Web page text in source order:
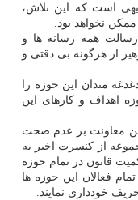
است که این تلاش،
نخواهد بود.
همه رسانه ها و
از هرگونه بی دقتی و
مندان این حوزه را
اهداف و کارهای این
معاونت بر عدم صحت
از کنسرت اخیر به
قانون در تمام حوزه
فعالان این حوزه ها
خودداری نمایند.